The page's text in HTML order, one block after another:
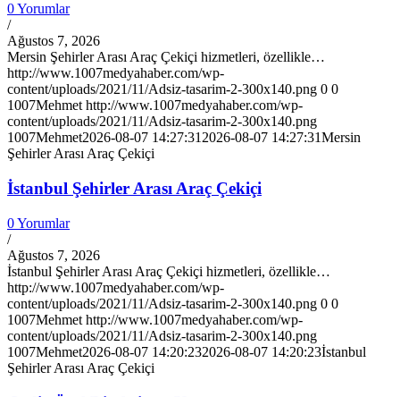
0 Yorumlar
/
Ağustos 7, 2026
Mersin Şehirler Arası Araç Çekiçi hizmetleri, özellikle…
http://www.1007medyahaber.com/wp-
content/uploads/2021/11/Adsiz-tasarim-2-300x140.png 0 0
1007Mehmet http://www.1007medyahaber.com/wp-
content/uploads/2021/11/Adsiz-tasarim-2-300x140.png
1007Mehmet2026-08-07 14:27:312026-08-07 14:27:31Mersin
Şehirler Arası Araç Çekiçi
İstanbul Şehirler Arası Araç Çekiçi
0 Yorumlar
/
Ağustos 7, 2026
İstanbul Şehirler Arası Araç Çekiçi hizmetleri, özellikle…
http://www.1007medyahaber.com/wp-
content/uploads/2021/11/Adsiz-tasarim-2-300x140.png 0 0
1007Mehmet http://www.1007medyahaber.com/wp-
content/uploads/2021/11/Adsiz-tasarim-2-300x140.png
1007Mehmet2026-08-07 14:20:232026-08-07 14:20:23İstanbul
Şehirler Arası Araç Çekiçi